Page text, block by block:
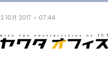
2 10月 2017 - 07:44